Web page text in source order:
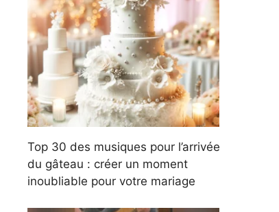
Top 30 des musiques pour l’arrivée
du gâteau : créer un moment
inoubliable pour votre mariage